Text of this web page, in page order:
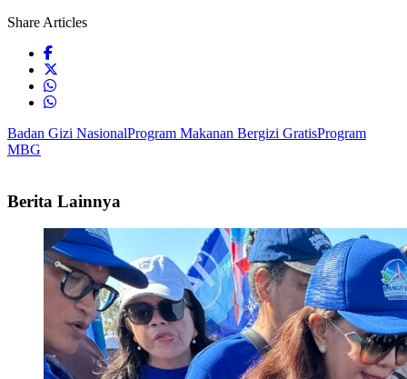
Share Articles
Badan Gizi NasionalProgram Makanan Bergizi GratisProgram
MBG
Berita Lainnya